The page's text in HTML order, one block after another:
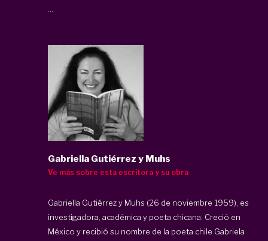
Gabriella Gutiérrez y Muhs
Ve más sobre esta escritora y su obra
Gabriella Gutiérrez y Muhs (26 de noviembre 1959), es
investigadora, académica y poeta chicana. Creció en
México y recibió su nombre de la poeta chile Gabriela